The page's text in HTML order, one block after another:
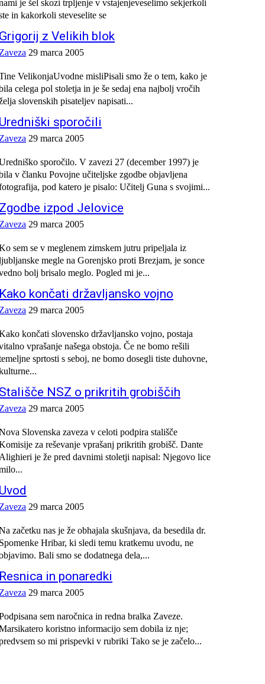
je šel skozi trpljenje v vstajenjeveselimo sekjerkoli
in kakorkoli steveselite se
z Velikih blok
29 marca 2005
VelikonjaUvodne misliPisali smo že o tem, kako je
celega pol stoletja in je še sedaj ena najbolj vročih
slovenskih pisateljev napisati...
sporočili
29 marca 2005
sporočilo. V zavezi 27 (december 1997) je
v članku Povojne učiteljske zgodbe objavljena
pod katero je pisalo: Učitelj Guna s svojimi...
izpod Jelovice
29 marca 2005
sem se v meglenem zimskem jutru pripeljala iz
megle na Gorenjsko proti Brezjam, je sonce
bolj brisalo meglo. Pogled mi je...
končati državljansko vojno
29 marca 2005
končati slovensko državljansko vojno, postaja
vprašanje našega obstoja. Če ne bomo rešili
sprtosti s seboj, ne bomo dosegli tiste duhovne,
NSZ o prikritih grobiščih
29 marca 2005
Slovenska zaveza v celoti podpira stališče
za reševanje vprašanj prikritih grobišč. Dante
je že pred davnimi stoletji napisal: Njegovo lice
29 marca 2005
začetku nas je že obhajala skušnjava, da besedila dr.
Hribar, ki sledi temu kratkemu uvodu, ne
Bali smo se dodatnega dela,...
in ponaredki
29 marca 2005
sem naročnica in redna bralka Zaveze.
koristno informacijo sem dobila iz nje;
so mi prispevki v rubriki Tako se je začelo...